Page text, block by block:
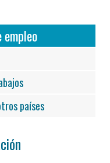
países